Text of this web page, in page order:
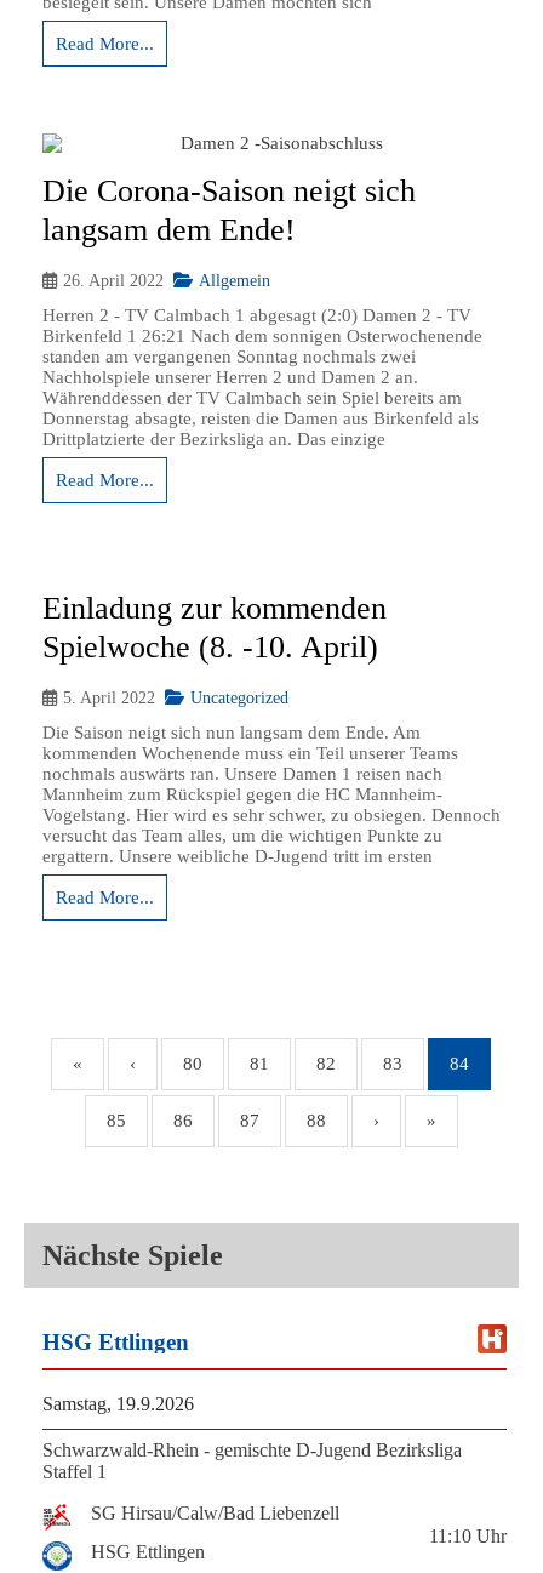
Read More...
Die Corona-Saison neigt sich
langsam dem Ende!
26. April 2022
Allgemein
Herren 2 - TV Calmbach 1 abgesagt (2:0) Damen 2 - TV
Birkenfeld 1 26:21 Nach dem sonnigen Osterwochenende
standen am vergangenen Sonntag nochmals zwei
Nachholspiele unserer Herren 2 und Damen 2 an.
Währenddessen der TV Calmbach sein Spiel bereits am
Donnerstag absagte, reisten die Damen aus Birkenfeld als
Drittplatzierte der Bezirksliga an. Das einzige
Read More...
Einladung zur kommenden
Spielwoche (8. -10. April)
5. April 2022
Uncategorized
Die Saison neigt sich nun langsam dem Ende. Am
kommenden Wochenende muss ein Teil unserer Teams
nochmals auswärts ran. Unsere Damen 1 reisen nach
Mannheim zum Rückspiel gegen die HC Mannheim-
Vogelstang. Hier wird es sehr schwer, zu obsiegen. Dennoch
versucht das Team alles, um die wichtigen Punkte zu
ergattern. Unsere weibliche D-Jugend tritt im ersten
Read More...
« ‹ 80 81 82 83 84
85 86 87 88 › »
Nächste Spiele
HSG Ettlingen
Samstag, 19.9.2026
Schwarzwald-Rhein - gemischte D-Jugend Bezirksliga
Staffel 1
SG Hirsau/Calw/Bad Liebenzell
HSG Ettlingen
11:10 Uhr